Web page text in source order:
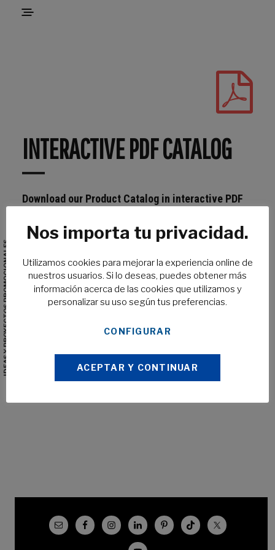
IDEAS Y PROYECTOS PROMOCIONALES
INTERACTIVE PDF CATALOG
Download our Product Catalog in interactive PDF
Nos importa tu privacidad.
Utilizamos cookies para mejorar la experiencia online de
nuestros usuarios. Si lo deseas, puedes obtener más
información acerca de las cookies que utilizamos y
personalizar su uso según tus preferencias.
CONFIGURAR
ACEPTAR Y CONTINUAR